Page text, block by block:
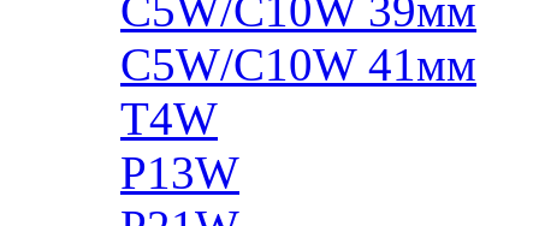
C5W/C10W 41мм
T4W
P13W